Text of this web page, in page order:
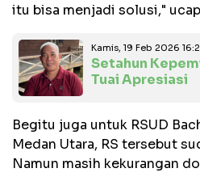
itu bisa menjadi solusi,"
Kamis, 19 Feb 2026
Setahun
Tuai Apresiasi
Begitu juga untuk RSUD
Medan Utara, RS tersebut
Namun masih kekurangan